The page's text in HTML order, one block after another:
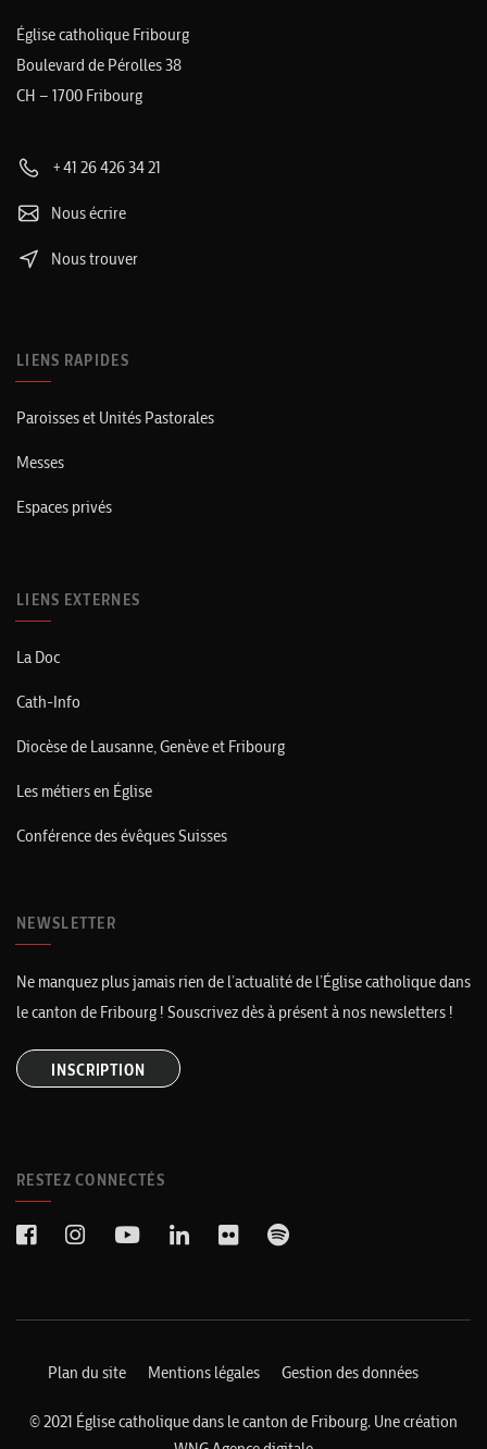
Église catholique Fribourg
Boulevard de Pérolles 38
CH – 1700 Fribourg
+41 26 426 34 21
Nous écrire
Nous trouver
LIENS RAPIDES
Paroisses et Unités Pastorales
Messes
Espaces privés
LIENS EXTERNES
La Doc
Cath-Info
Diocèse de Lausanne, Genève et Fribourg
Les métiers en Église
Conférence des évêques Suisses
NEWSLETTER
Ne manquez plus jamais rien de l’actualité de l’Église catholique dans
le canton de Fribourg ! Souscrivez dès à présent à nos newsletters !
INSCRIPTION
RESTEZ CONNECTÉS
Plan du site Mentions légales Gestion des données
© 2021 Église catholique dans le canton de Fribourg. Une création